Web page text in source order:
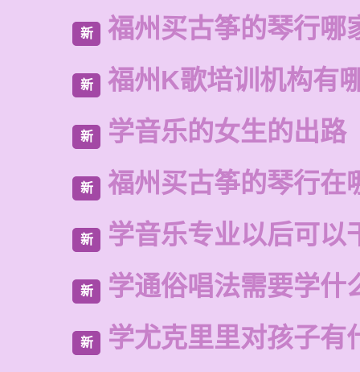
新 福州买古筝的琴行哪
新 福州K歌培训机构有
新 学音乐的女生的出路
新 福州买古筝的琴行在
新 学音乐专业以后可以
新 学通俗唱法需要学什
新 学尤克里里对孩子有